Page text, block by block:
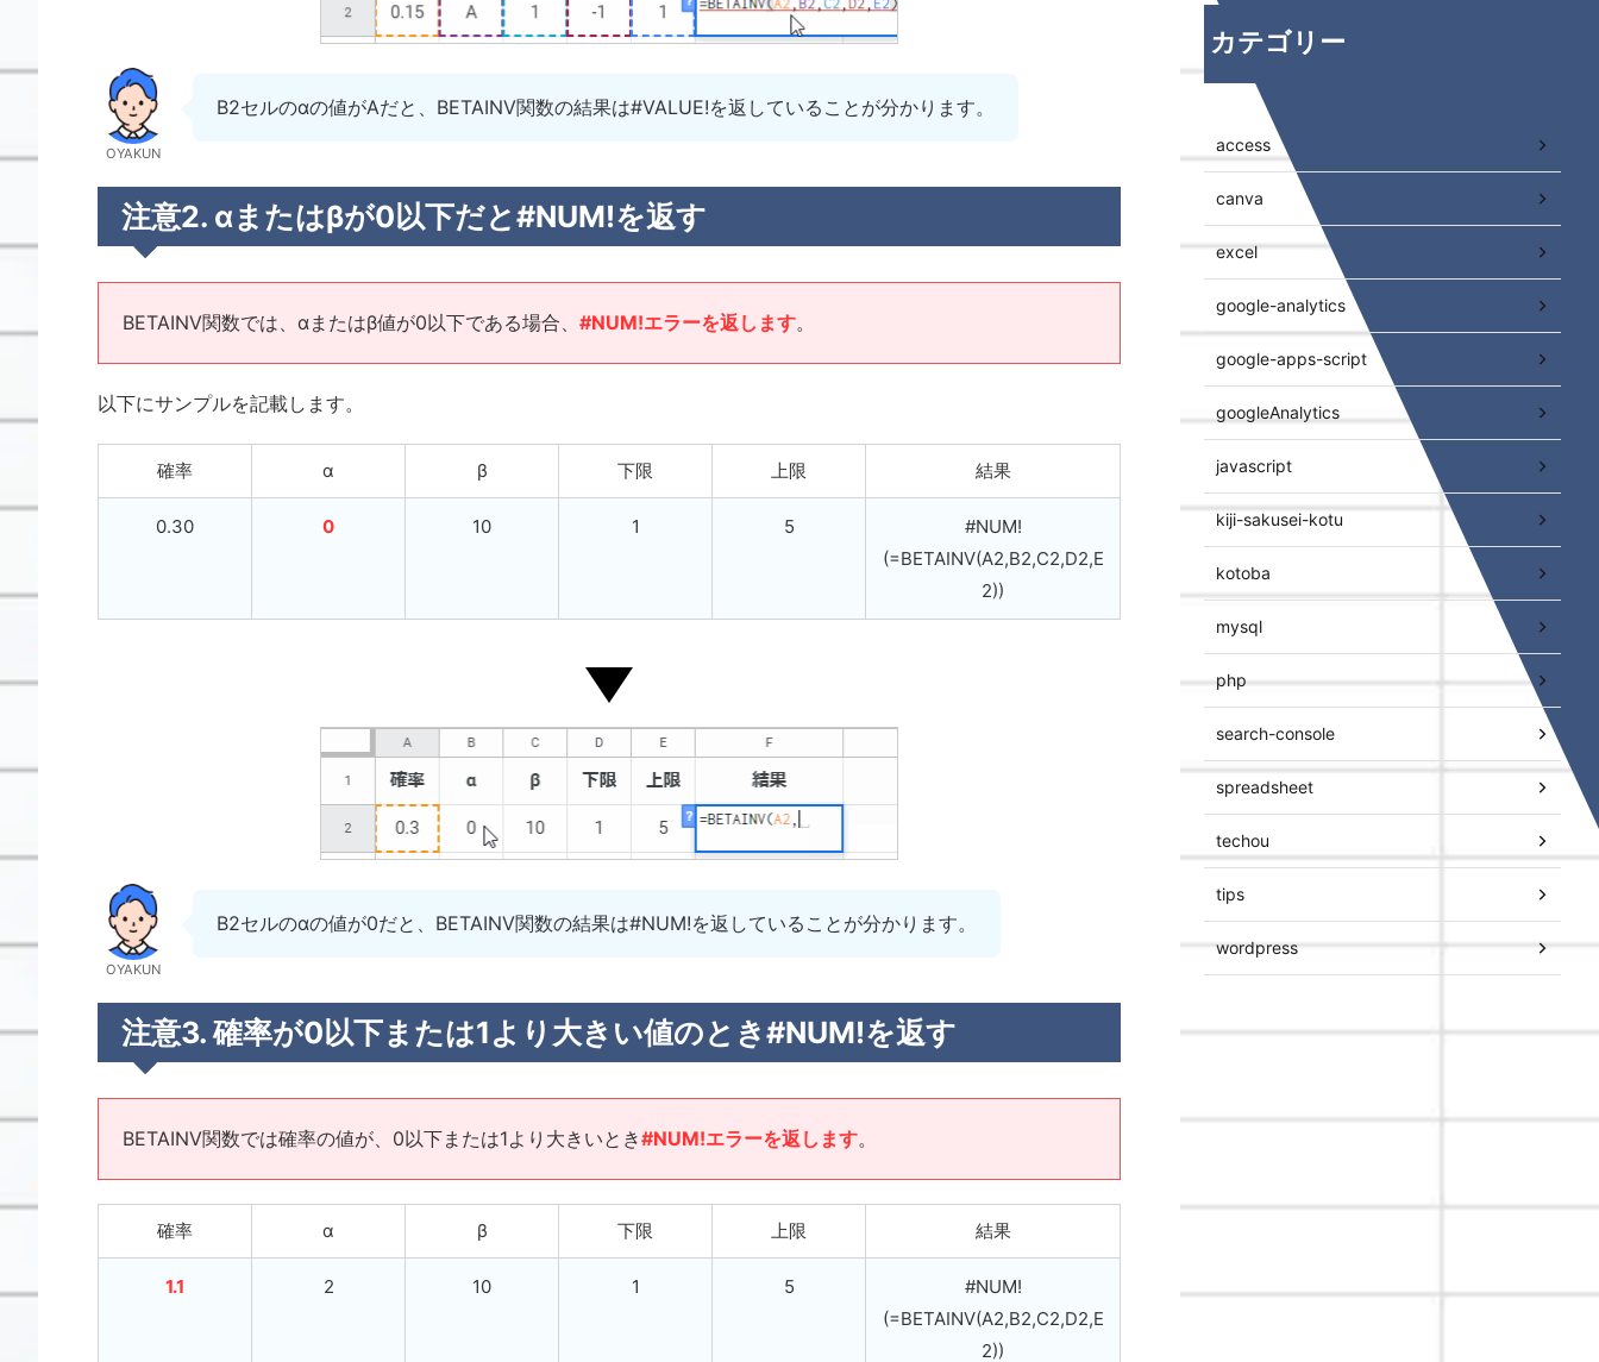
OYAKUN
B2セルのαの値がAだと、BETAINV関数の結果は#VALUE!を返していることが分かります。
注意2. αまたはβが0以下だと#NUM!を返す
BETAINV関数では、αまたはβ値が0以下である場合、 #NUM!エラーを返します。
以下にサンプルを記載します。
確率 α β 下限 上限 結果
0.30 0 10 1 5
#NUM!
(=BETAINV(A2,B2,C2,D2,E
2))
OYAKUN
B2セルのαの値が0だと、BETAINV関数の結果は#NUM!を返していることが分かります。
注意3. 確率が0以下または1より大きい値のとき#NUM!を返す
BETAINV関数では確率の値が、0以下または1より大きいとき#NUM!エラーを返します。
確率 α β 下限 上限 結果
1.1 2 10 1 5
#NUM!
(=BETAINV(A2,B2,C2,D2,E
2))
カテゴリー
access
canva
excel
google-analytics
google-apps-script
googleAnalytics
javascript
kiji-sakusei-kotu
kotoba
mysql
php
search-console
spreadsheet
techou
tips
wordpress